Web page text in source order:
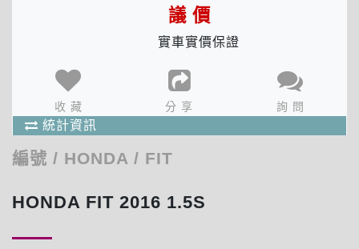
議 價
實車實價保證
收 藏 分 享 詢 問
統計資訊
確 定
商品統計資訊
出價人數 : 1 人
分享次數 : 8 次
編號 / HONDA / FIT
HONDA FIT 2016 1.5S